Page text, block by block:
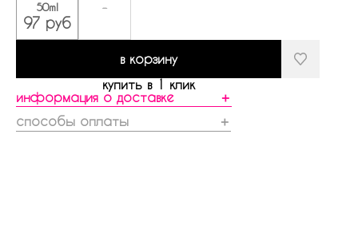
50ml
97 руб
-
в корзину
купить в 1 клик
информация о доставке
＋
способы оплаты
＋